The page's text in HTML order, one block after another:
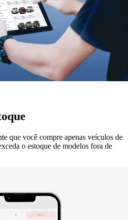
que você compre apenas veículos de
o estoque de modelos fora de